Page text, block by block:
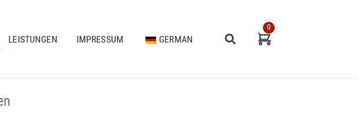
LEISTUNGEN IMPRESSUM GERMAN
0
Zur